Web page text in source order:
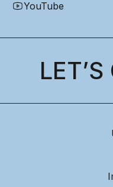
YouTube